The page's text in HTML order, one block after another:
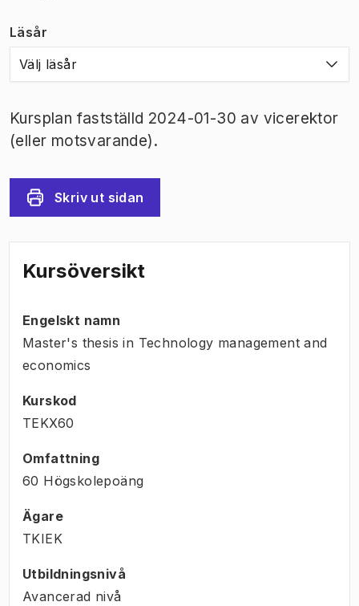
Läsår
Välj läsår
Kursplan fastställd 2024-01-30 av vicerektor
(eller motsvarande).
Skriv ut sidan
Kursöversikt
Engelskt namn
Master's thesis in Technology management and
economics
Kurskod
TEKX60
Omfattning
60 Högskolepoäng
Ägare
TKIEK
Utbildningsnivå
Avancerad nivå